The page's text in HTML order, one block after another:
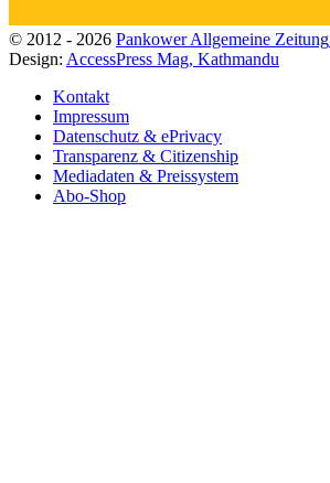
© 2012 - 2026 Pankower Allgemeine Zeitung
Design: AccessPress Mag, Kathmandu
Kontakt
Impressum
Datenschutz & ePrivacy
Transparenz & Citizenship
Mediadaten & Preissystem
Abo-Shop